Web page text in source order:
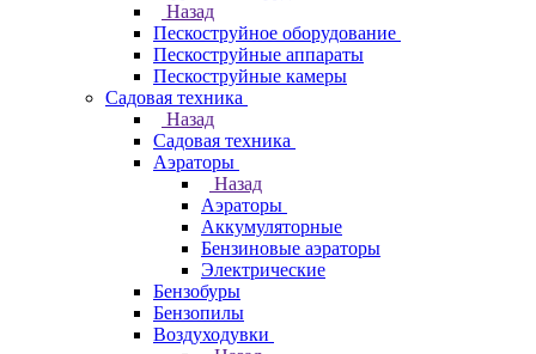
Назад
Пескоструйное оборудование
Пескоструйные аппараты
Пескоструйные камеры
Садовая техника
Назад
Садовая техника
Аэраторы
Назад
Аэраторы
Аккумуляторные
Бензиновые аэраторы
Электрические
Бензобуры
Бензопилы
Воздуходувки